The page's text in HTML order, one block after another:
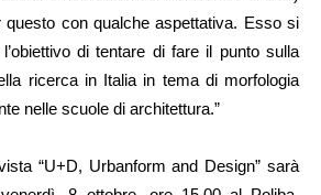
questo con qualche aspettativa. Esso si
di tentare di fare il punto sulla
ricerca in Italia in tema di morfologia
nelle scuole di architettura.”
“U+D, Urbanform and Design” sarà